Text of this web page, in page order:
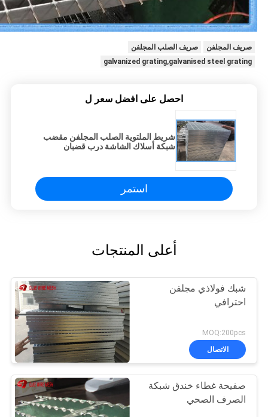
صريف المجلفن
صريف الصلب المجلفن
galvanized grating,galvanised steel grating
احصل على افضل سعر ل
شريط الملتوية الصلب المجلفن مقضب
شبكة أسلاك الشاشة درب قضبان
استمر
أعلى المنتجات
شبك فولاذي مجلفن
احترافي
MOQ:200pcs
الاتصال
صفيحة غطاء خندق شبكة
الصرف الصحي